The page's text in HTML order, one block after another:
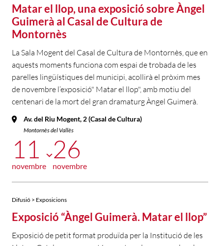
Matar el llop, una exposició sobre Àngel
Guimerà al Casal de Cultura de
Montornès
La Sala Mogent del Casal de Cultura de Montornès, que en
aquests moments funciona com espai de trobada de les
parelles lingüístiques del municipi, acollirà el pròxim mes
de novembre l’exposició" Matar el llop", amb motiu del
centenari de la mort del gran dramaturg Àngel Guimerà.
Av. del Riu Mogent, 2 (Casal de Cultura)
Montornès del Vallès
11
novembre
26
novembre
Difusió > Exposicions
Exposició “Àngel Guimerà. Matar el llop”
Exposició de petit format produïda per la Institució de les